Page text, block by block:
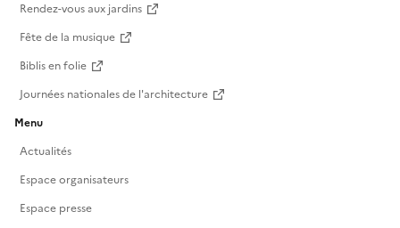
Rendez-vous aux jardins
Fête de la musique
Biblis en folie
Journées nationales de l'architecture
Menu
Actualités
Espace organisateurs
Espace presse